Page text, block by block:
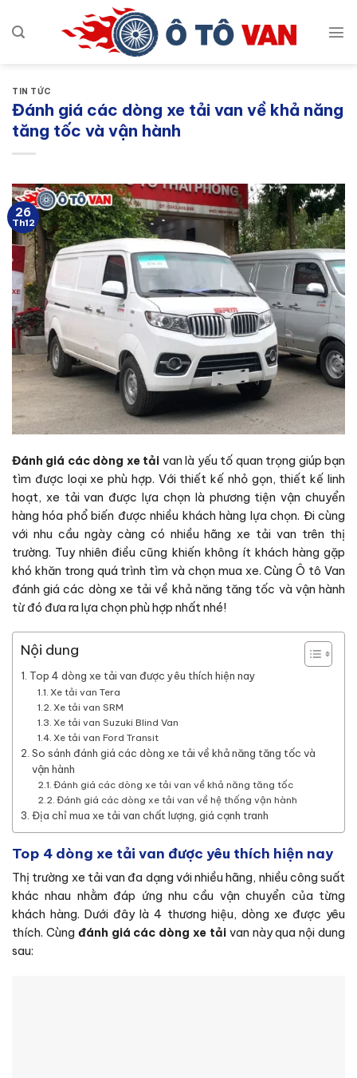
qua
TIN TỨC
Đánh giá các dòng xe tải van về khả năng
tăng tốc và vận hành
26
Th12
Đánh giá các dòng xe tải van là yếu tố quan trọng giúp bạn
tìm được loại xe phù hợp. Với thiết kế nhỏ gọn, thiết kế linh
hoạt, xe tải van được lựa chọn là phương tiện vận chuyển
hàng hóa phổ biến được nhiều khách hàng lựa chọn. Đi cùng
với nhu cầu ngày càng có nhiều hãng xe tải van trên thị
trường. Tuy nhiên điều cũng khiến không ít khách hàng gặp
khó khăn trong quá trình tìm và chọn mua xe. Cùng Ô tô Van
đánh giá các dòng xe tải về khả năng tăng tốc và vận hành
từ đó đưa ra lựa chọn phù hợp nhất nhé!
Nội dung
Top 4 dòng xe tải van được yêu thích hiện nay
Xe tải van Tera
Xe tải van SRM
Xe tải van Suzuki Blind Van
Xe tải van Ford Transit
So sánh đánh giá các dòng xe tải về khả năng tăng tốc và
vận hành
Đánh giá các dòng xe tải van về khả năng tăng tốc
Đánh giá các dòng xe tải van về hệ thống vận hành
Địa chỉ mua xe tải van chất lượng, giá cạnh tranh
Top 4 dòng xe tải van được yêu thích hiện nay
Thị trường xe tải van đa dạng với nhiều hãng, nhiều công suất
khác nhau nhằm đáp ứng nhu cầu vận chuyển của từng
khách hàng. Dưới đây là 4 thương hiệu, dòng xe được yêu
thích. Cùng đánh giá các dòng xe tảivan này qua nội dung
sau: